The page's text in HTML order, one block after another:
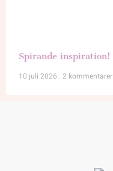
Spirande inspiration!
10 juli 2026 2 kommentarer